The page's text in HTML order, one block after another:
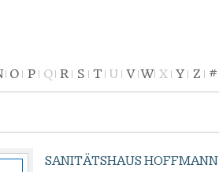
O P Q R S T U V W X Y Z #
SANITÄTSHAUS HOFFMANN